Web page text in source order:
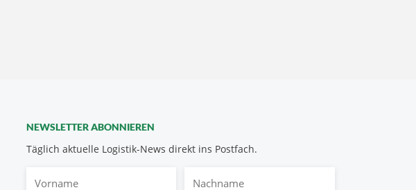
NEWSLETTER ABONNIEREN
Täglich aktuelle Logistik-News direkt ins Postfach.